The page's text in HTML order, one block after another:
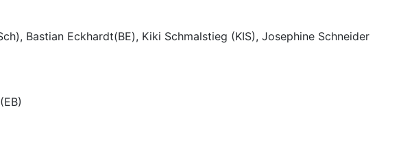
Bastian Eckhardt(BE), Kiki Schmalstieg (KIS), Josephine Schneider